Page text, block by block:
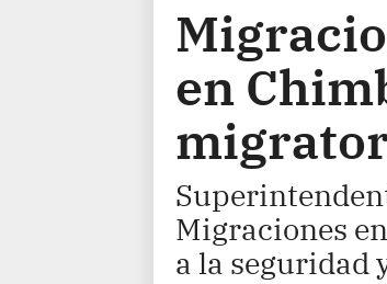
en
Migraciones
a la seguridad